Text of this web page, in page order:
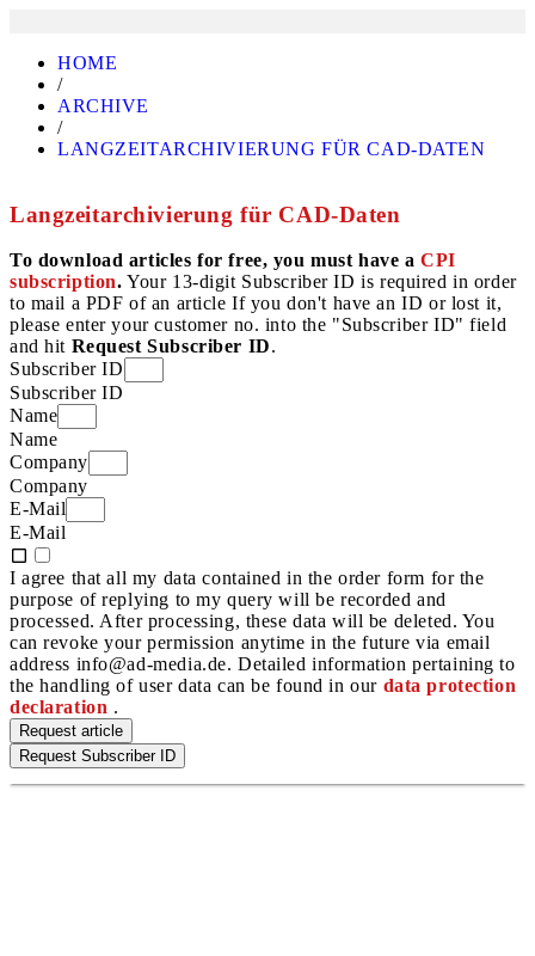
HOME
/
ARCHIVE
/
LANGZEITARCHIVIERUNG FÜR CAD-DATEN
Langzeitarchivierung für CAD-Daten
To download articles for free, you must have aCPI
subscription. Your 13-digit Subscriber ID is required in order
to mail a PDF of an article If you don't have an ID or lost it,
please enter your customer no. into the "Subscriber ID" field
and hit Request Subscriber ID.
Subscriber ID
Subscriber ID
Name
Name
Company
Company
E-Mail
E-Mail
I agree that all my data contained in the order form for the
purpose of replying to my query will be recorded and
processed. After processing, these data will be deleted. You
can revoke your permission anytime in the future via email
address info@ad-media.de. Detailed information pertaining to
the handling of user data can be found in our data protection
declaration .
Request article
Request Subscriber ID